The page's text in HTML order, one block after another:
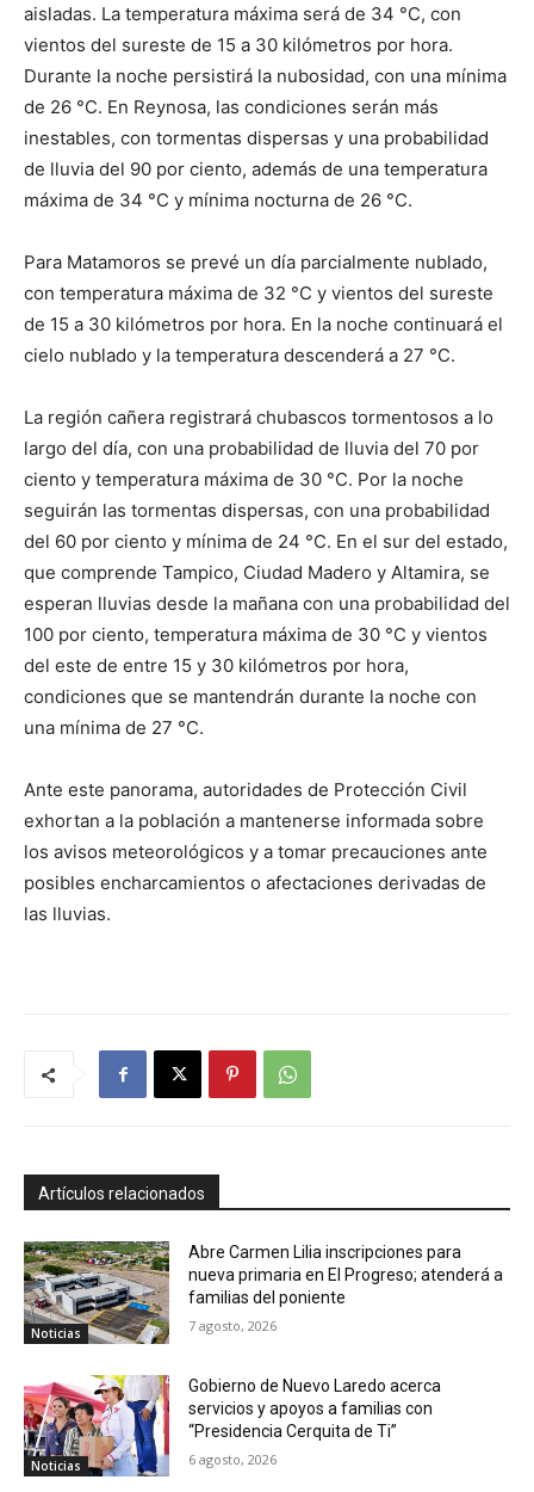
aisladas. La temperatura máxima será de 34 °C, con
vientos del sureste de 15 a 30 kilómetros por hora.
Durante la noche persistirá la nubosidad, con una mínima
de 26 °C. En Reynosa, las condiciones serán más
inestables, con tormentas dispersas y una probabilidad
de lluvia del 90 por ciento, además de una temperatura
máxima de 34 °C y mínima nocturna de 26 °C.
Para Matamoros se prevé un día parcialmente nublado,
con temperatura máxima de 32 °C y vientos del sureste
de 15 a 30 kilómetros por hora. En la noche continuará el
cielo nublado y la temperatura descenderá a 27 °C.
La región cañera registrará chubascos tormentosos a lo
largo del día, con una probabilidad de lluvia del 70 por
ciento y temperatura máxima de 30 °C. Por la noche
seguirán las tormentas dispersas, con una probabilidad
del 60 por ciento y mínima de 24 °C. En el sur del estado,
que comprende Tampico, Ciudad Madero y Altamira, se
esperan lluvias desde la mañana con una probabilidad del
100 por ciento, temperatura máxima de 30 °C y vientos
del este de entre 15 y 30 kilómetros por hora,
condiciones que se mantendrán durante la noche con
una mínima de 27 °C.
Ante este panorama, autoridades de Protección Civil
exhortan a la población a mantenerse informada sobre
los avisos meteorológicos y a tomar precauciones ante
posibles encharcamientos o afectaciones derivadas de
las lluvias.
Artículos relacionados
Noticias
Abre Carmen Lilia inscripciones para
nueva primaria en El Progreso; atenderá a
familias del poniente
7 agosto, 2026
Noticias
Gobierno de Nuevo Laredo acerca
servicios y apoyos a familias con
“Presidencia Cerquita de Ti”
6 agosto, 2026